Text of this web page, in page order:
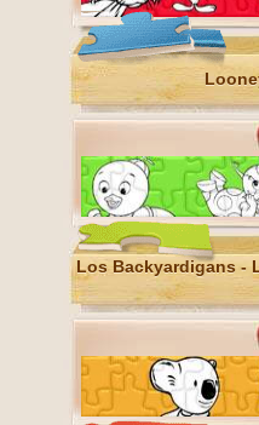
Los Backyardigans -